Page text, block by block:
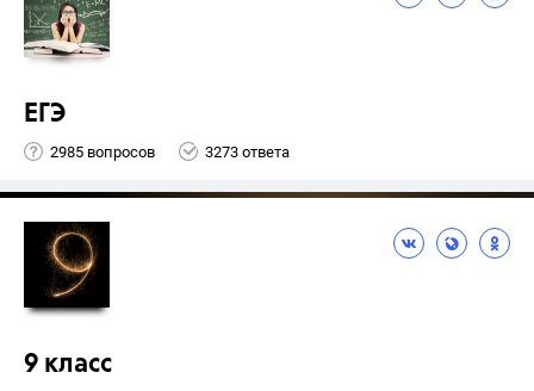
ЕГЭ
2985 вопросов 3273 ответа
9 класс